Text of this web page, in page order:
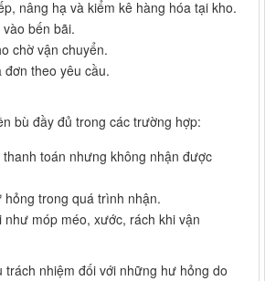
nâng hạ và kiểm kê hàng hóa tại kho.
bến bãi.
chờ vận chuyển.
đơn theo yêu cầu.
bù đầy đủ trong các trường hợp:
thanh toán nhưng không nhận được
hỏng trong quá trình nhận.
như móp méo, xước, rách khi vận
trách nhiệm đối với những hư hỏng do